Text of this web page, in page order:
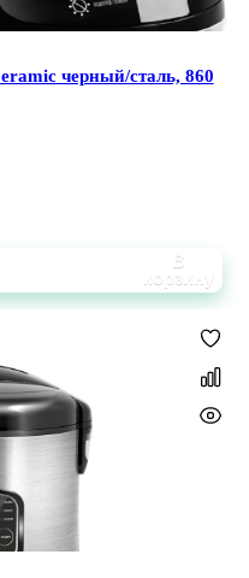
черный/сталь, 860
В
корзину